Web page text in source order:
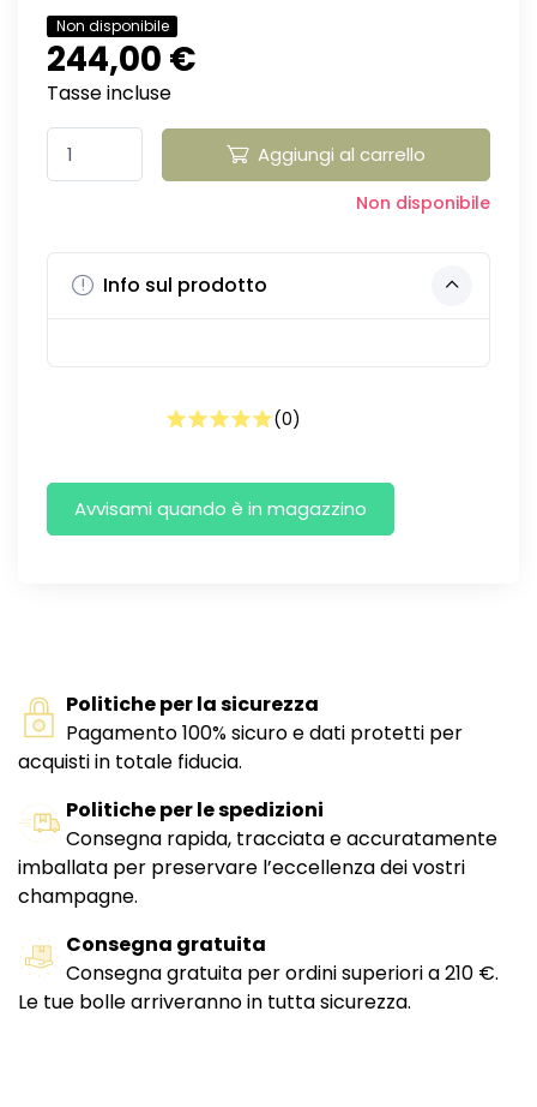
Non disponibile
244,00 €
Tasse incluse
Aggiungi al carrello
Non disponibile
Info sul prodotto
(0)
Politiche per la sicurezza
Pagamento 100% sicuro e dati protetti per
acquisti in totale fiducia.
Politiche per le spedizioni
Consegna rapida, tracciata e accuratamente
imballata per preservare l’eccellenza dei vostri
champagne.
Consegna gratuita
Consegna gratuita per ordini superiori a 210 €.
Le tue bolle arriveranno in tutta sicurezza.